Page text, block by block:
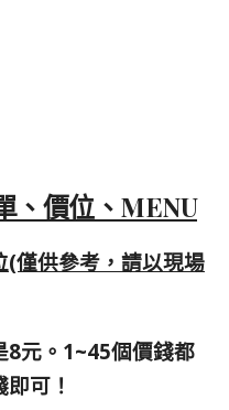
、價位、MENU
(僅供參考，請以現場
8元。1~45個價錢都
可！